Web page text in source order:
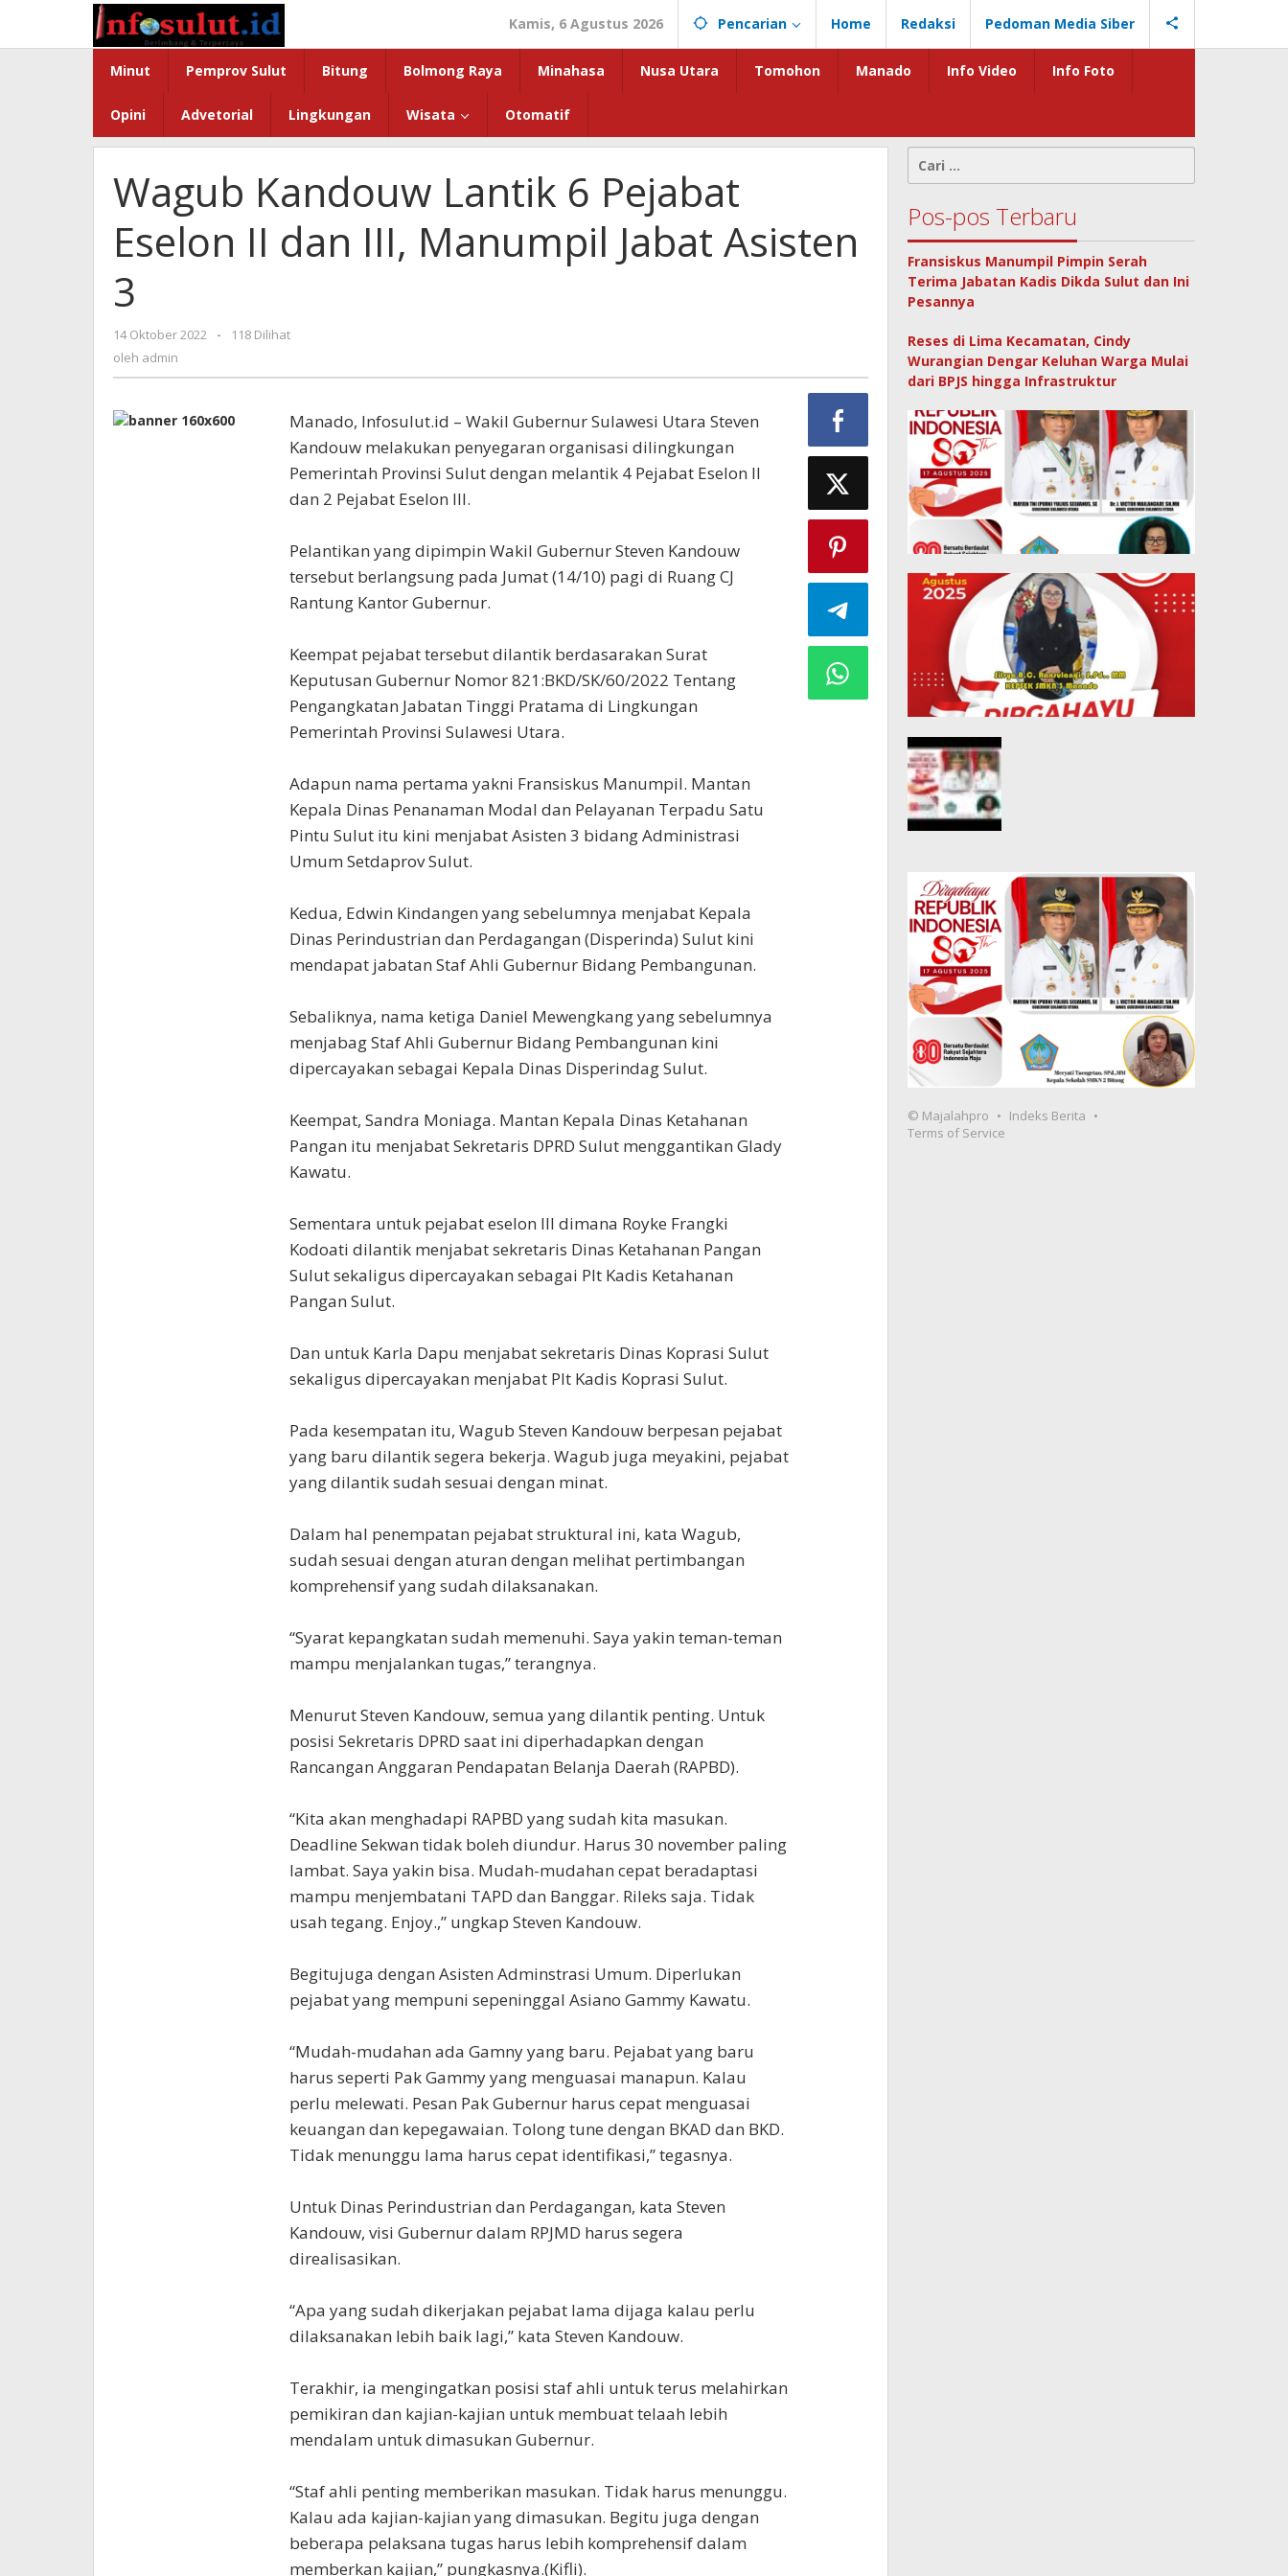
konten
Kamis, 6 Agustus 2026 Pencarian Home Redaksi Pedoman Media Siber
Minut Pemprov Sulut Bitung Bolmong Raya Minahasa Nusa Utara Tomohon Manado Info Video Info Foto
Opini Advetorial Lingkungan Wisata Otomatif
Wagub Kandouw Lantik 6 Pejabat
Eselon II dan III, Manumpil Jabat Asisten
3
14 Oktober 2022
oleh
-
118 Dilihat
oleh admin
Manado, Infosulut.id – Wakil Gubernur Sulawesi Utara Steven
Kandouw melakukan penyegaran organisasi dilingkungan
Pemerintah Provinsi Sulut dengan melantik 4 Pejabat Eselon II
dan 2 Pejabat Eselon III.
Pelantikan yang dipimpin Wakil Gubernur Steven Kandouw
tersebut berlangsung pada Jumat (14/10) pagi di Ruang CJ
Rantung Kantor Gubernur.
Keempat pejabat tersebut dilantik berdasarakan Surat
Keputusan Gubernur Nomor 821:BKD/SK/60/2022 Tentang
Pengangkatan Jabatan Tinggi Pratama di Lingkungan
Pemerintah Provinsi Sulawesi Utara.
Adapun nama pertama yakni Fransiskus Manumpil. Mantan
Kepala Dinas Penanaman Modal dan Pelayanan Terpadu Satu
Pintu Sulut itu kini menjabat Asisten 3 bidang Administrasi
Umum Setdaprov Sulut.
Kedua, Edwin Kindangen yang sebelumnya menjabat Kepala
Dinas Perindustrian dan Perdagangan (Disperinda) Sulut kini
mendapat jabatan Staf Ahli Gubernur Bidang Pembangunan.
Sebaliknya, nama ketiga Daniel Mewengkang yang sebelumnya
menjabag Staf Ahli Gubernur Bidang Pembangunan kini
dipercayakan sebagai Kepala Dinas Disperindag Sulut.
Keempat, Sandra Moniaga. Mantan Kepala Dinas Ketahanan
Pangan itu menjabat Sekretaris DPRD Sulut menggantikan Glady
Kawatu.
Sementara untuk pejabat eselon III dimana Royke Frangki
Kodoati dilantik menjabat sekretaris Dinas Ketahanan Pangan
Sulut sekaligus dipercayakan sebagai Plt Kadis Ketahanan
Pangan Sulut.
Dan untuk Karla Dapu menjabat sekretaris Dinas Koprasi Sulut
sekaligus dipercayakan menjabat Plt Kadis Koprasi Sulut.
Pada kesempatan itu, Wagub Steven Kandouw berpesan pejabat
yang baru dilantik segera bekerja. Wagub juga meyakini, pejabat
yang dilantik sudah sesuai dengan minat.
Dalam hal penempatan pejabat struktural ini, kata Wagub,
sudah sesuai dengan aturan dengan melihat pertimbangan
komprehensif yang sudah dilaksanakan.
“Syarat kepangkatan sudah memenuhi. Saya yakin teman-teman
mampu menjalankan tugas,” terangnya.
Menurut Steven Kandouw, semua yang dilantik penting. Untuk
posisi Sekretaris DPRD saat ini diperhadapkan dengan
Rancangan Anggaran Pendapatan Belanja Daerah (RAPBD).
“Kita akan menghadapi RAPBD yang sudah kita masukan.
Deadline Sekwan tidak boleh diundur. Harus 30 november paling
lambat. Saya yakin bisa. Mudah-mudahan cepat beradaptasi
mampu menjembatani TAPD dan Banggar. Rileks saja. Tidak
usah tegang. Enjoy.,” ungkap Steven Kandouw.
Begitujuga dengan Asisten Adminstrasi Umum. Diperlukan
pejabat yang mempuni sepeninggal Asiano Gammy Kawatu.
“Mudah-mudahan ada Gamny yang baru. Pejabat yang baru
harus seperti Pak Gammy yang menguasai manapun. Kalau
perlu melewati. Pesan Pak Gubernur harus cepat menguasai
keuangan dan kepegawaian. Tolong tune dengan BKAD dan BKD.
Tidak menunggu lama harus cepat identifikasi,” tegasnya.
Untuk Dinas Perindustrian dan Perdagangan, kata Steven
Kandouw, visi Gubernur dalam RPJMD harus segera
direalisasikan.
“Apa yang sudah dikerjakan pejabat lama dijaga kalau perlu
dilaksanakan lebih baik lagi,” kata Steven Kandouw.
Terakhir, ia mengingatkan posisi staf ahli untuk terus melahirkan
pemikiran dan kajian-kajian untuk membuat telaah lebih
mendalam untuk dimasukan Gubernur.
“Staf ahli penting memberikan masukan. Tidak harus menunggu.
Kalau ada kajian-kajian yang dimasukan. Begitu juga dengan
beberapa pelaksana tugas harus lebih komprehensif dalam
memberkan kajian,” pungkasnya.(Kifli).
untuk:
Pos-pos Terbaru
Fransiskus Manumpil Pimpin Serah
Terima Jabatan Kadis Dikda Sulut dan Ini
Pesannya
Reses di Lima Kecamatan, Cindy
Wurangian Dengar Keluhan Warga Mulai
dari BPJS hingga Infrastruktur
© Majalahpro
Indeks Berita
Terms of Service